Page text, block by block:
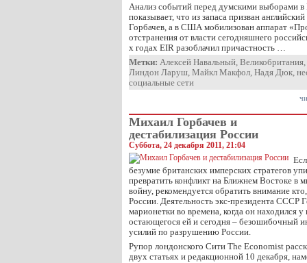
Анализ событий перед думскими выборами в
показывает, что из запаса призван
Горбачев, а в США мобилизован аппарат
отстранения от власти сегодняшнего
х годах EIR разоблачил причастность …
Метки: Алексей Навальный, Великобритания,
Линдон Ларуш, Майкл Макфол, Надя Дюк,
социальные сети
Михаил Горбачев и
дестабилизация России
Суббота, 24 декабря 2011, 21:04
безумие британских имперских стратегов
превратить конфликт на Ближнем Востоке в
войну, рекомендуется обратить внимание
России. Деятельность экс-президента СССР
марионетки во времена, когда он находился у
остающегося ей и сегодня – безошибочный
усилий по разрушению России.
Рупор лондонского Сити The Economist
двух статьях и редакционной 10 декабря,